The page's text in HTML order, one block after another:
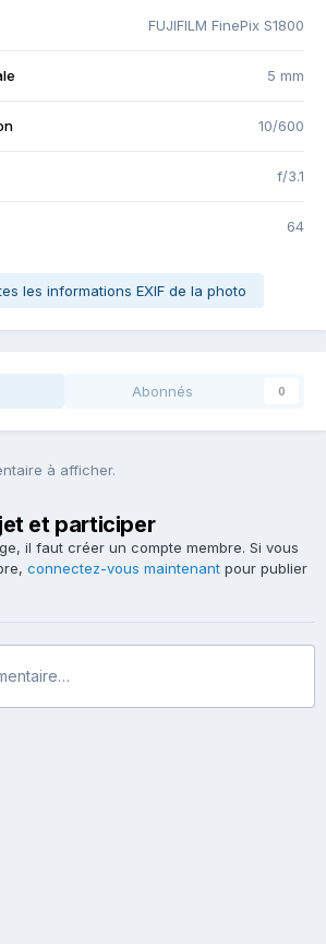
FUJIFILM FinePix S1800
5 mm
10/600
f/3.1
64
les informations EXIF de la photo
Abonnés 0
à afficher.
et participer
il faut créer un compte membre. Si vous
connectez-vous maintenant pour publier